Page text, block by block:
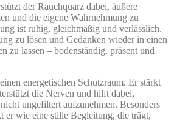
der Rauchquarz dabei, äußere
und die eigene Wahrnehmung zu
ist ruhig, gleichmäßig und verlässlich.
zu lösen und Gedanken wieder in einen
zu lassen – bodenständig, präsent und
energetischen Schutzraum. Er stärkt
die Nerven und hilft dabei,
ungefiltert aufzunehmen. Besonders
er wie eine stille Begleitung, die trägt,